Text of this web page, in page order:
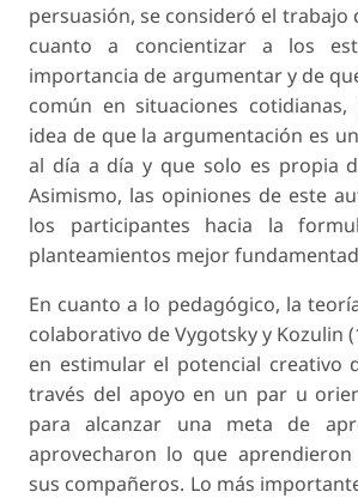
persuasión, se consideró el trabajo
cuanto a concientizar a los
importancia de argumentar y de
común en situaciones
idea de que la argumentación es
al día a día y que solo es propia
Asimismo, las opiniones de este
los participantes hacia la
planteamientos mejor
En cuanto a lo pedagógico, la
colaborativo de Vygotsky y Kozulin
en estimular el potencial creativo
través del apoyo en un par u
para alcanzar una meta de
aprovecharon lo que
sus compañeros. Lo más